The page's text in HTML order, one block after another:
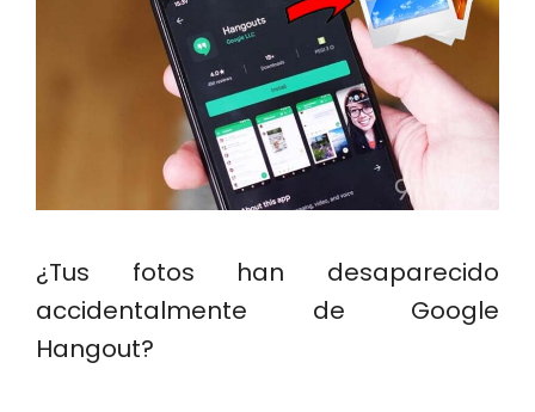
¿Tus fotos han desaparecido
accidentalmente de Google
Hangout?